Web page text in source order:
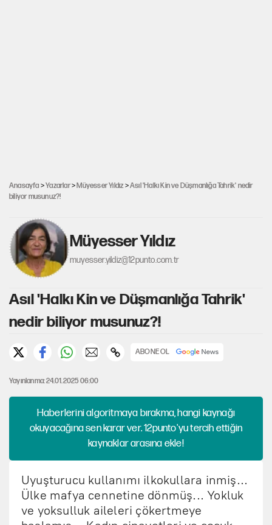
Anasayfa >Yazarlar>Müyesser Yıldız>Asıl 'Halkı Kin ve Düşmanlığa Tahrik' nedir
biliyor musunuz?!
Müyesser Yıldız
muyesser.yildiz@12punto.com.tr
Asıl 'Halkı Kin ve Düşmanlığa Tahrik'
nedir biliyor musunuz?!
ABONE OL
Yayınlanma: 24.01.2025 06:00
Haberlerini algoritmaya bırakma, hangi kaynağı
okuyacağına sen karar ver. 12punto'yu tercih ettiğin
kaynaklar arasına ekle!
Uyuşturucu kullanımı ilkokullara inmiş...
Ülke mafya cennetine dönmüş... Yokluk
ve yoksulluk aileleri çökertmeye